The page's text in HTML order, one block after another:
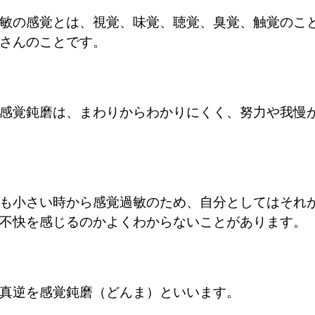
の感覚とは、 視覚、味覚、聴覚、臭覚、触覚のこ
んのことです。
覚鈍磨は、まわりからわかりにくく、努力や我慢
小さい時から感覚過敏のため、自分としてはそれ
快を感じるのかよくわからないことがあります。
逆を感覚鈍磨（どんま）といいます。